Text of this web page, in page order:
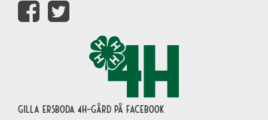
Gilla Ersboda 4H-gård på Facebook